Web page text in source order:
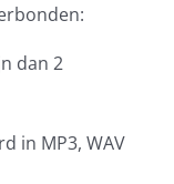
dan 2
in MP3, WAV